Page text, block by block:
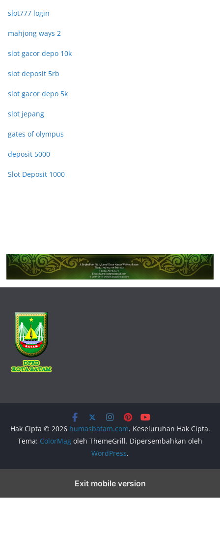
slot777 login
mahjong ways 2
slot gacor depo 10k
slot deposit 5rb
slot gacor depo 5k
slot jepang
gates of olympus
deposit 5000
Slot Deposit 1000
Hak Cipta © 2026 humasbatam.com. Keseluruhan Hak Cipta.
Tema: ColorMag oleh ThemeGrill. Dipersembahkan oleh
WordPress.
Exit mobile version